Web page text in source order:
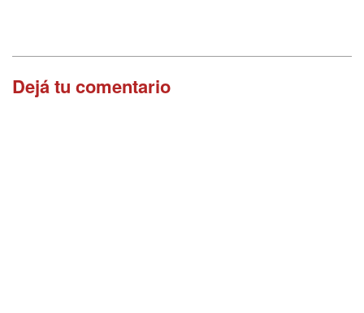
Dejá tu comentario